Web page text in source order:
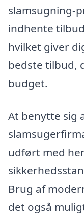
slamsugning-
indhente
hvilket giver
bedste tilbud,
budget.
At benytte sig
udført med
Brug af
det også